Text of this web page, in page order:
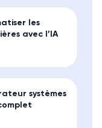
les
avec l’IA
systèmes